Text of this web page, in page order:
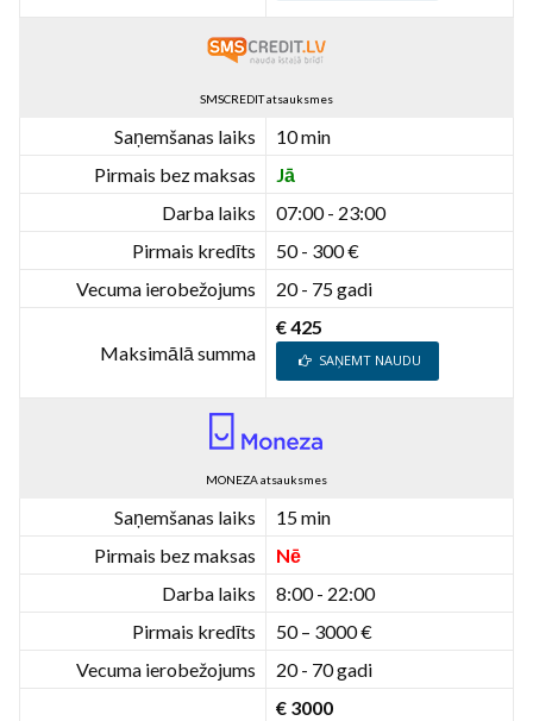
SMSCREDIT atsauksmes
Saņemšanas laiks
10 min
Pirmais bez maksas
Jā
Darba laiks
07:00 - 23:00
Pirmais kredīts
50 - 300 €
Vecuma ierobežojums
20 - 75 gadi
Maksimālā summa
€ 425
SAŅEMT NAUDU
MONEZA atsauksmes
Saņemšanas laiks
15 min
Pirmais bez maksas
Nē
Darba laiks
8:00 - 22:00
Pirmais kredīts
50 – 3000 €
Vecuma ierobežojums
20 - 70 gadi
€ 3000